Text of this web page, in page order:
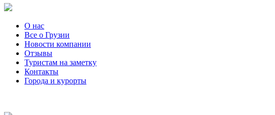
О нас
Все о Грузии
Новости компании
Отзывы
Туристам на заметку
Контакты
Города и курорты